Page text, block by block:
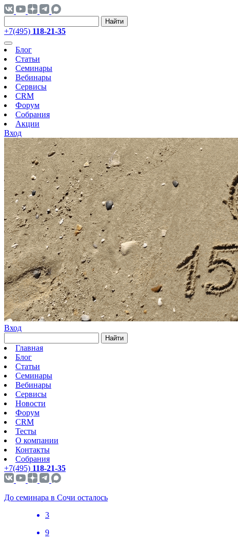
Найти
+7(495) 118-21-35
Блог
Статьи
Семинары
Вебинары
Сервисы
CRM
Форум
Собрания
Акции
Вход
Вход
Найти
Главная
Блог
Статьи
Семинары
Вебинары
Сервисы
Новости
Форум
CRM
Тесты
О компании
Контакты
Собрания
+7(495) 118-21-35
До семинара в Сочи осталось
3
9